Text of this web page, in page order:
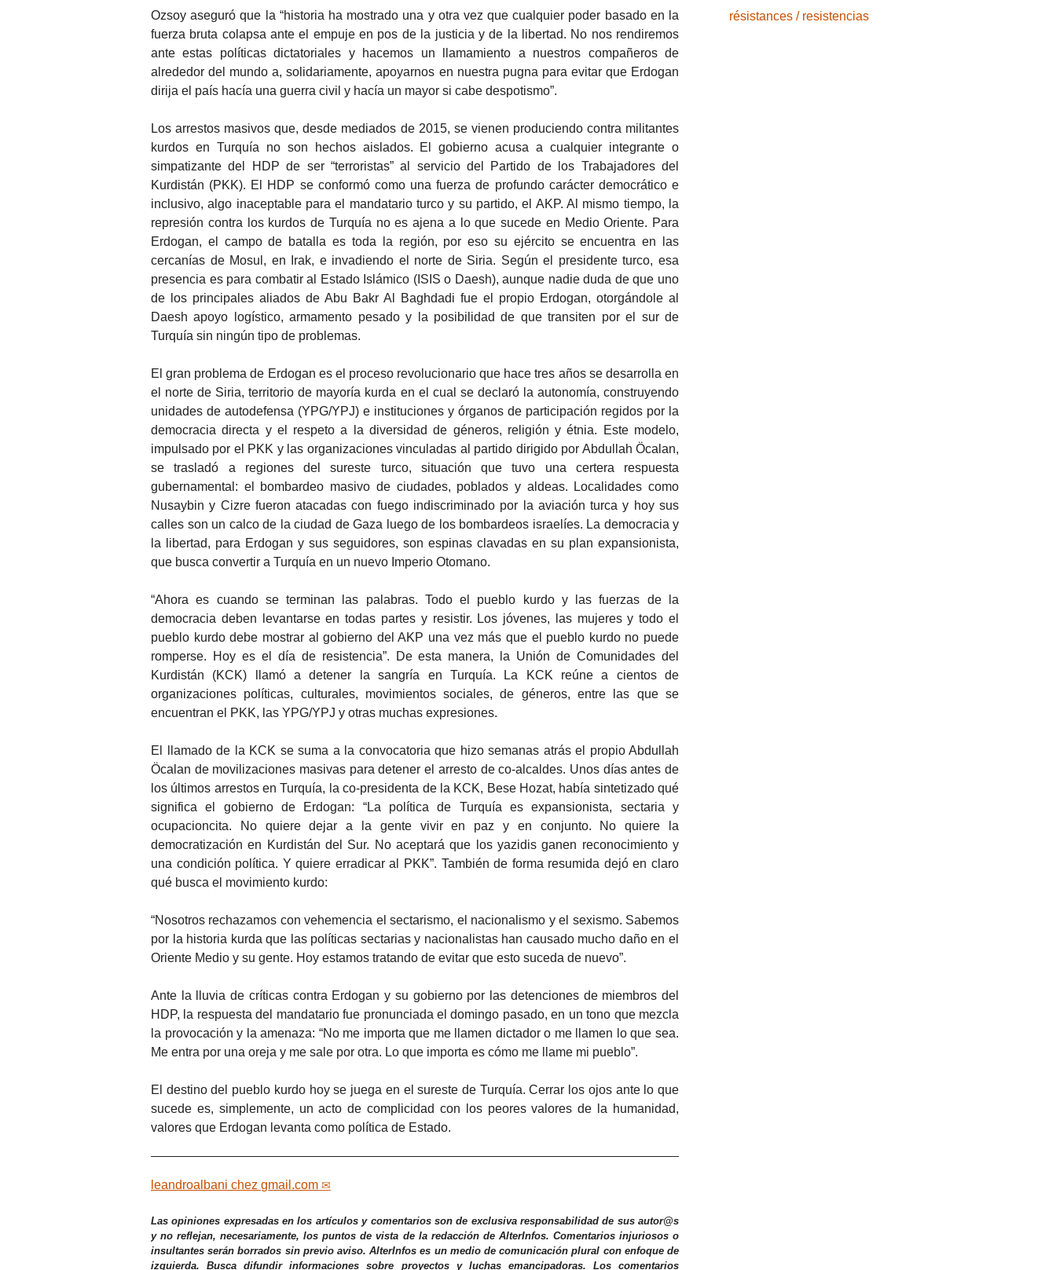
Ozsoy aseguró que la “historia ha mostrado una y otra vez que cualquier poder basado en la
fuerza bruta colapsa ante el empuje en pos de la justicia y de la libertad. No nos rendiremos
ante estas políticas dictatoriales y hacemos un llamamiento a nuestros compañeros de
alrededor del mundo a, solidariamente, apoyarnos en nuestra pugna para evitar que Erdogan
dirija el país hacía una guerra civil y hacía un mayor si cabe despotismo”.
Los arrestos masivos que, desde mediados de 2015, se vienen produciendo contra militantes
kurdos en Turquía no son hechos aislados. El gobierno acusa a cualquier integrante o
simpatizante del HDP de ser “terroristas” al servicio del Partido de los Trabajadores del
Kurdistán (PKK). El HDP se conformó como una fuerza de profundo carácter democrático e
inclusivo, algo inaceptable para el mandatario turco y su partido, el AKP. Al mismo tiempo, la
represión contra los kurdos de Turquía no es ajena a lo que sucede en Medio Oriente. Para
Erdogan, el campo de batalla es toda la región, por eso su ejército se encuentra en las
cercanías de Mosul, en Irak, e invadiendo el norte de Siria. Según el presidente turco, esa
presencia es para combatir al Estado Islámico (ISIS o Daesh), aunque nadie duda de que uno
de los principales aliados de Abu Bakr Al Baghdadi fue el propio Erdogan, otorgándole al
Daesh apoyo logístico, armamento pesado y la posibilidad de que transiten por el sur de
Turquía sin ningún tipo de problemas.
El gran problema de Erdogan es el proceso revolucionario que hace tres años se desarrolla en
el norte de Siria, territorio de mayoría kurda en el cual se declaró la autonomía, construyendo
unidades de autodefensa (YPG/YPJ) e instituciones y órganos de participación regidos por la
democracia directa y el respeto a la diversidad de géneros, religión y étnia. Este modelo,
impulsado por el PKK y las organizaciones vinculadas al partido dirigido por Abdullah Öcalan,
se trasladó a regiones del sureste turco, situación que tuvo una certera respuesta
gubernamental: el bombardeo masivo de ciudades, poblados y aldeas. Localidades como
Nusaybin y Cizre fueron atacadas con fuego indiscriminado por la aviación turca y hoy sus
calles son un calco de la ciudad de Gaza luego de los bombardeos israelíes. La democracia y
la libertad, para Erdogan y sus seguidores, son espinas clavadas en su plan expansionista,
que busca convertir a Turquía en un nuevo Imperio Otomano.
“Ahora es cuando se terminan las palabras. Todo el pueblo kurdo y las fuerzas de la
democracia deben levantarse en todas partes y resistir. Los jóvenes, las mujeres y todo el
pueblo kurdo debe mostrar al gobierno del AKP una vez más que el pueblo kurdo no puede
romperse. Hoy es el día de resistencia”. De esta manera, la Unión de Comunidades del
Kurdistán (KCK) llamó a detener la sangría en Turquía. La KCK reúne a cientos de
organizaciones políticas, culturales, movimientos sociales, de géneros, entre las que se
encuentran el PKK, las YPG/YPJ y otras muchas expresiones.
El llamado de la KCK se suma a la convocatoria que hizo semanas atrás el propio Abdullah
Öcalan de movilizaciones masivas para detener el arresto de co-alcaldes. Unos días antes de
los últimos arrestos en Turquía, la co-presidenta de la KCK, Bese Hozat, había sintetizado qué
significa el gobierno de Erdogan: “La política de Turquía es expansionista, sectaria y
ocupacioncita. No quiere dejar a la gente vivir en paz y en conjunto. No quiere la
democratización en Kurdistán del Sur. No aceptará que los yazidis ganen reconocimiento y
una condición política. Y quiere erradicar al PKK”. También de forma resumida dejó en claro
qué busca el movimiento kurdo:
“Nosotros rechazamos con vehemencia el sectarismo, el nacionalismo y el sexismo. Sabemos
por la historia kurda que las políticas sectarias y nacionalistas han causado mucho daño en el
Oriente Medio y su gente. Hoy estamos tratando de evitar que esto suceda de nuevo”.
Ante la lluvia de críticas contra Erdogan y su gobierno por las detenciones de miembros del
HDP, la respuesta del mandatario fue pronunciada el domingo pasado, en un tono que mezcla
la provocación y la amenaza: “No me importa que me llamen dictador o me llamen lo que sea.
Me entra por una oreja y me sale por otra. Lo que importa es cómo me llame mi pueblo”.
El destino del pueblo kurdo hoy se juega en el sureste de Turquía. Cerrar los ojos ante lo que
sucede es, simplemente, un acto de complicidad con los peores valores de la humanidad,
valores que Erdogan levanta como política de Estado.
leandroalbani chez gmail.com
Las opiniones expresadas en los artículos y comentarios son de exclusiva responsabilidad de sus autor@s
y no reflejan, necesariamente, los puntos de vista de la redacción de AlterInfos. Comentarios injuriosos o
insultantes serán borrados sin previo aviso. AlterInfos es un medio de comunicación plural con enfoque de
izquierda. Busca difundir informaciones sobre proyectos y luchas emancipadoras. Los comentarios
résistances / resistencias